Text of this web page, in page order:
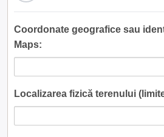
Coordonate geografice sau
Maps:
Localizarea fizică terenului